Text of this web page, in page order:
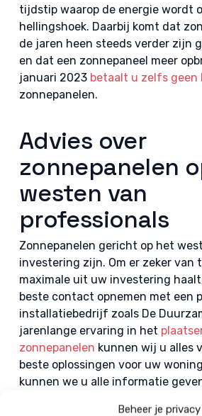
Beheer je privacy
tijdstip waarop de energie wordt
hellingshoek. Daarbij komt dat
de jaren heen steeds verder zijn
en dat een zonnepaneel meer
januari 2023 betaalt u zelfs geen
zonnepanelen.
Advies over
zonnepanelen
westen van
professionals
Zonnepanelen gericht op het
investering zijn. Om er zeker van
maximale uit uw investering
beste contact opnemen met een
installatiebedrijf zoals De
jarenlange ervaring in het
zonnepanelen kunnen wij u alles
beste oplossingen voor uw
kunnen we u alle informatie